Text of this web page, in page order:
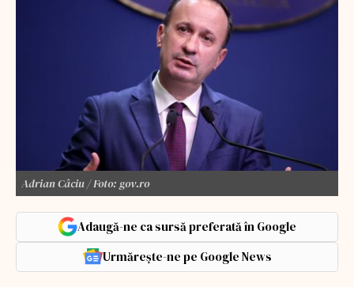
Adrian Câciu / Foto: gov.ro
Adaugă-ne ca sursă preferată în Google
Urmărește-ne pe Google News